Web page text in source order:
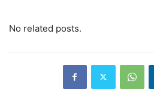
No related posts.